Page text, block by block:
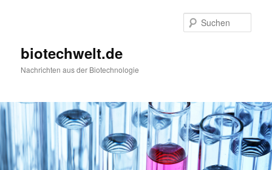
biotechwelt.de
Nachrichten aus der Biotechnologie